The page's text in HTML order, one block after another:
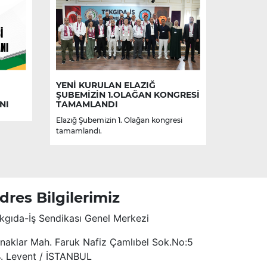
YENİ KURULAN ELAZIĞ
ŞUBEMİZİN 1.OLAĞAN KONGRESİ
TAMAMLANDI
Elazığ Şubemizin 1. Olağan kongresi
tamamlandı.
Bilgilerimiz
İş Sendikası Genel Merkezi
Mah. Faruk Nafiz Çamlıbel Sok.No:5
Levent / İSTANBUL